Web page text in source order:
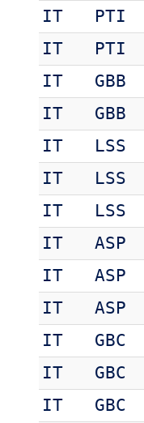
IT
PTI
IT
PTI
IT
GBB
IT
GBB
IT
LSS
IT
LSS
IT
LSS
IT
ASP
IT
ASP
IT
ASP
IT
GBC
IT
GBC
IT
GBC